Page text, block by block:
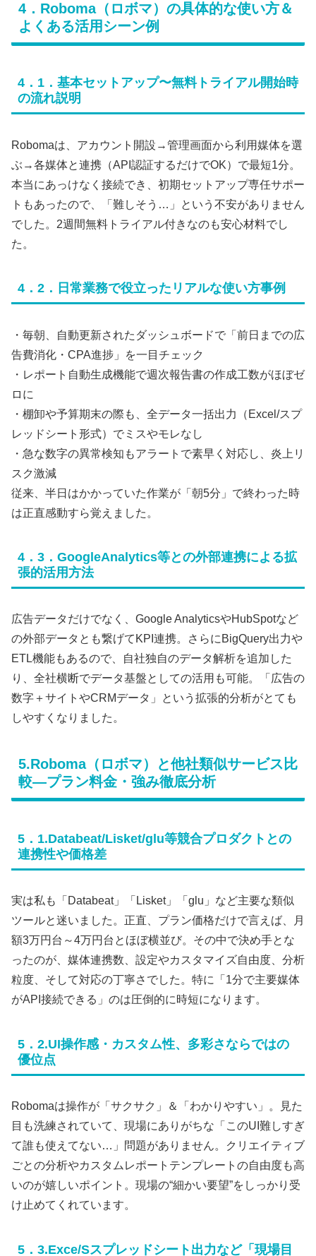
4．Roboma（ロボマ）の具体的な使い方＆
よくある活用シーン例
4．1．基本セットアップ〜無料トライアル開始時
の流れ説明
Robomaは、アカウント開設→管理画面から利用媒体を選
ぶ→各媒体と連携（API認証するだけでOK）で最短1分。
本当にあっけなく接続でき、初期セットアップ専任サポー
トもあったので、「難しそう…」という不安がありません
でした。2週間無料トライアル付きなのも安心材料でし
た。
4．2．日常業務で役立ったリアルな使い方事例
・毎朝、自動更新されたダッシュボードで「前日までの広
告費消化・CPA進捗」を一目チェック
・レポート自動生成機能で週次報告書の作成工数がほぼゼ
ロに
・棚卸や予算期末の際も、全データ一括出力（Excel/スプ
レッドシート形式）でミスやモレなし
・急な数字の異常検知もアラートで素早く対応し、炎上リ
スク激減
従来、半日はかかっていた作業が「朝5分」で終わった時
は正直感動すら覚えました。
4．3．GoogleAnalytics等との外部連携による拡
張的活用方法
広告データだけでなく、Google AnalyticsやHubSpotなど
の外部データとも繋げてKPI連携。さらにBigQuery出力や
ETL機能もあるので、自社独自のデータ解析を追加した
り、全社横断でデータ基盤としての活用も可能。「広告の
数字＋サイトやCRMデータ」という拡張的分析がとても
しやすくなりました。
5.Roboma（ロボマ）と他社類似サービス比
較―プラン料金・強み徹底分析
5．1.Databeat/Lisket/glu等競合プロダクトとの
連携性や価格差
実は私も「Databeat」「Lisket」「glu」など主要な類似
ツールと迷いました。正直、プラン価格だけで言えば、月
額3万円台～4万円台とほぼ横並び。その中で決め手とな
ったのが、媒体連携数、設定やカスタマイズ自由度、分析
粒度、そして対応の丁寧さでした。特に「1分で主要媒体
がAPI接続できる」のは圧倒的に時短になります。
5．2.UI操作感・カスタム性、多彩さならではの
優位点
Robomaは操作が「サクサク」＆「わかりやすい」。見た
目も洗練されていて、現場にありがちな「このUI難しすぎ
て誰も使えてない…」問題がありません。クリエイティブ
ごとの分析やカスタムレポートテンプレートの自由度も高
いのが嬉しいポイント。現場の“細かい要望”をしっかり受
け止めてくれています。
5．3.Exce/Sスプレッドシート出力など「現場目